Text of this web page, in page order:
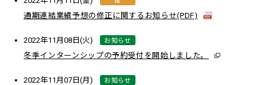
通期連結業績予想の修正に関するお知らせ(PDF)
2022年11月08日(火) お知らせ
冬季インターンシップの予約受付を開始しました。
2022年11月07日(月) お知らせ